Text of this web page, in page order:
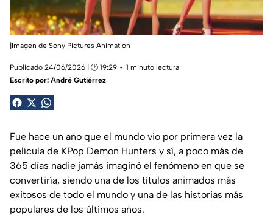
|Imagen de Sony Pictures Animation
Publicado 24/06/2026 | 🕑 19:29
1 minuto lectura
Escrito por: André Gutiérrez
Fue hace un año que el mundo vio por primera vez la
película de KPop Demon Hunters y sí, a poco más de
365 días nadie jamás imaginó el fenómeno en que se
convertiría, siendo una de los títulos animados más
exitosos de todo el mundo y una de las historias más
populares de los últimos años.